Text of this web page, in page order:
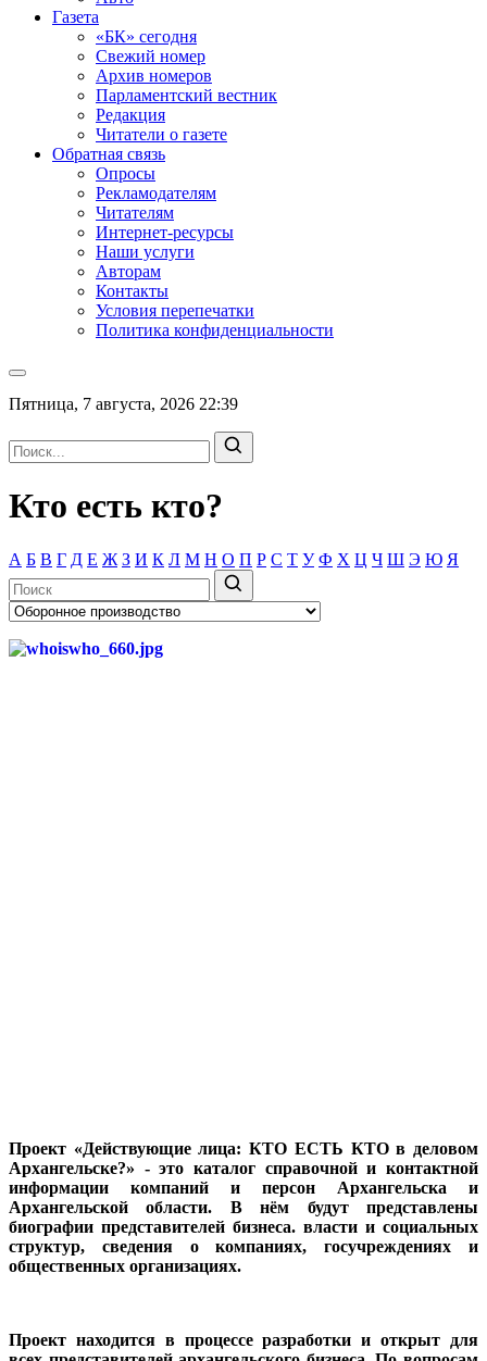
Газета
«БК» сегодня
Свежий номер
Архив номеров
Парламентский вестник
Редакция
Читатели о газете
Обратная связь
Опросы
Рекламодателям
Читателям
Интернет-ресурсы
Наши услуги
Авторам
Контакты
Условия перепечатки
Политика конфиденциальности
Пятница, 7 августа, 2026 22:39
Кто есть кто?
А Б В Г Д Е Ж З И К Л М Н О П Р С Т У Ф Х Ц Ч Ш Э Ю Я
Проект «Действующие лица: КТО ЕСТЬ КТО в деловом
Архангельске?» - это каталог справочной и контактной
информации компаний и персон Архангельска и
Архангельской области. В нём будут представлены
биографии представителей бизнеса. власти и социальных
структур, сведения о компаниях, госучреждениях и
общественных организациях.
Проект находится в процессе разработки и открыт для